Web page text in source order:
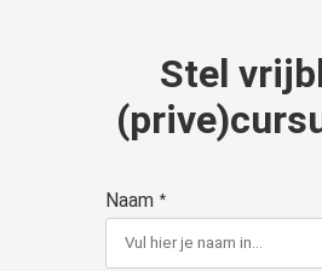
Stel
Naam *